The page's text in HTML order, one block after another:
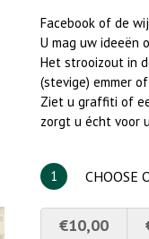
Facebook of de
U mag uw ideeën
Het strooizout in
(stevige) emmer
Ziet u graffiti of
zorgt u écht voor
1 CHOOSE
€10,00